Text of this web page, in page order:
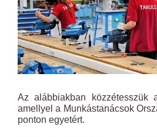
Az alábbiakban közzétesszük
amellyel a Munkástanácsok
ponton egyetért.